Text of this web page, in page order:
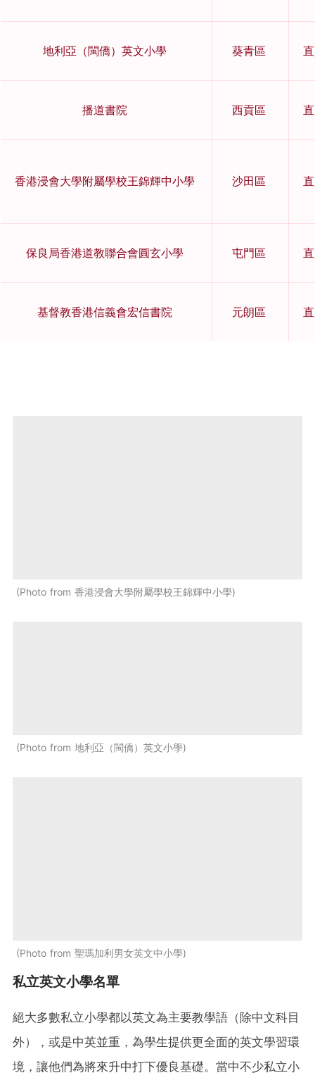
地利亞（閩僑）英文小學 葵青區
播道書院 西貢區
香港浸會大學附屬學校王錦輝中小學 沙田區
保良局香港道教聯合會圓玄小學 屯門區
基督教香港信義會宏信書院 元朗區
Photo from 香港浸會大學附屬學校王錦輝中小學
Photo from 地利亞（閩僑）英文小學
Photo from 聖瑪加利男女英文中小學
私立英文小學名單
絕大多數私立小學都以英文為主要教學語（除中文科目
外），或是中英並重，為學生提供更全面的英文學習環
境，讓他們為將來升中打下優良基礎。當中不少私立小